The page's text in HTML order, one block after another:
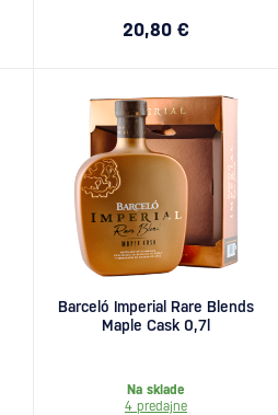
20,80 €
Barceló Imperial Rare Blends
Maple Cask 0,7l
Na sklade
4 predajne